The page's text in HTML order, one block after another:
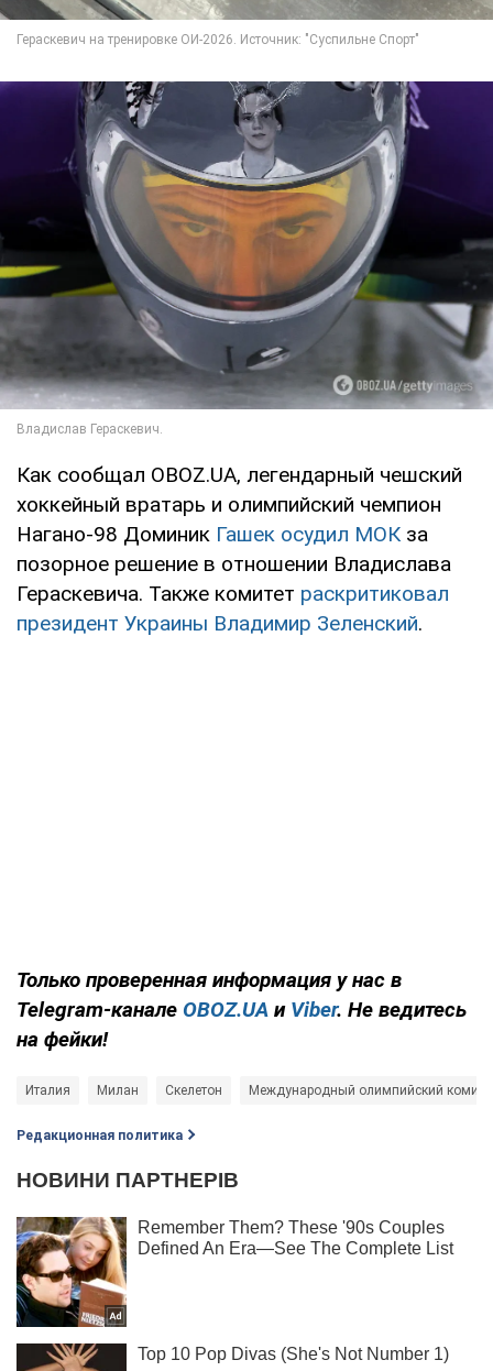
Как сообщал OBOZ.UA, легендарный чешский
хоккейный вратарь и олимпийский чемпион
Нагано-98 Доминик Гашек осудил МОКза
позорное решение в отношении Владислава
Гераскевича. Также комитет раскритиковал
президент Украины Владимир Зеленский.
Только проверенная информация у нас в
Telegram-канале OBOZ.UA и Viber. Не ведитесь
на фейки!
Италия Милан Скелетон Международный олимпийский
Редакционная политика